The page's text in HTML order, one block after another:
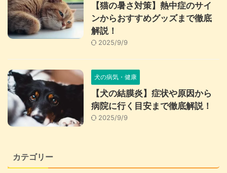
【猫の暑さ対策】熱中症のサイ
ンからおすすめグッズまで徹底
解説！
2025/9/9
犬の病気・健康
【犬の結膜炎】症状や原因から
病院に行く目安まで徹底解説！
2025/9/9
カテゴリー